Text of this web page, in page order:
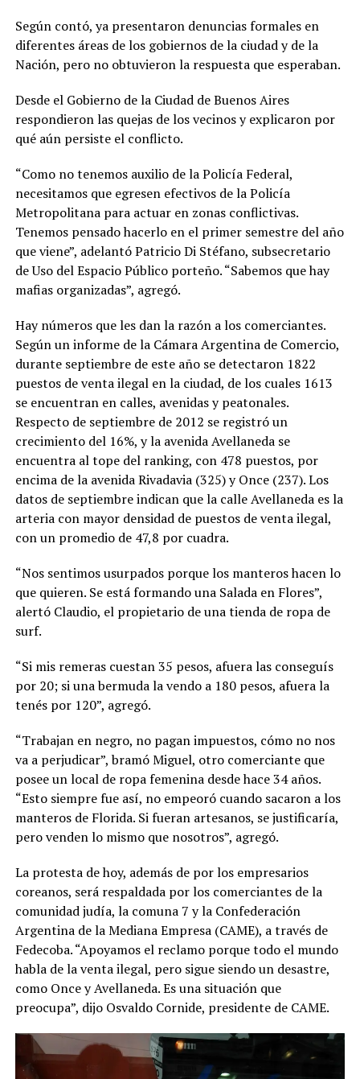
Según contó, ya presentaron denuncias formales en
diferentes áreas de los gobiernos de la ciudad y de la
Nación, pero no obtuvieron la respuesta que esperaban.
Desde el Gobierno de la Ciudad de Buenos Aires
respondieron las quejas de los vecinos y explicaron por
qué aún persiste el conflicto.
“Como no tenemos auxilio de la Policía Federal,
necesitamos que egresen efectivos de la Policía
Metropolitana para actuar en zonas conflictivas.
Tenemos pensado hacerlo en el primer semestre del año
que viene”, adelantó Patricio Di Stéfano, subsecretario
de Uso del Espacio Público porteño. “Sabemos que hay
mafias organizadas”, agregó.
Hay números que les dan la razón a los comerciantes.
Según un informe de la Cámara Argentina de Comercio,
durante septiembre de este año se detectaron 1822
puestos de venta ilegal en la ciudad, de los cuales 1613
se encuentran en calles, avenidas y peatonales.
Respecto de septiembre de 2012 se registró un
crecimiento del 16%, y la avenida Avellaneda se
encuentra al tope del ranking, con 478 puestos, por
encima de la avenida Rivadavia (325) y Once (237). Los
datos de septiembre indican que la calle Avellaneda es la
arteria con mayor densidad de puestos de venta ilegal,
con un promedio de 47,8 por cuadra.
“Nos sentimos usurpados porque los manteros hacen lo
que quieren. Se está formando una Salada en Flores”,
alertó Claudio, el propietario de una tienda de ropa de
surf.
“Si mis remeras cuestan 35 pesos, afuera las conseguís
por 20; si una bermuda la vendo a 180 pesos, afuera la
tenés por 120”, agregó.
“Trabajan en negro, no pagan impuestos, cómo no nos
va a perjudicar”, bramó Miguel, otro comerciante que
posee un local de ropa femenina desde hace 34 años.
“Esto siempre fue así, no empeoró cuando sacaron a los
manteros de Florida. Si fueran artesanos, se justificaría,
pero venden lo mismo que nosotros”, agregó.
La protesta de hoy, además de por los empresarios
coreanos, será respaldada por los comerciantes de la
comunidad judía, la comuna 7 y la Confederación
Argentina de la Mediana Empresa (CAME), a través de
Fedecoba. “Apoyamos el reclamo porque todo el mundo
habla de la venta ilegal, pero sigue siendo un desastre,
como Once y Avellaneda. Es una situación que
preocupa”, dijo Osvaldo Cornide, presidente de CAME.